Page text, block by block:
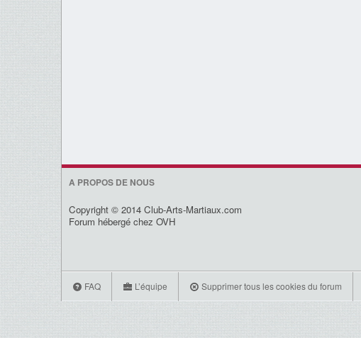
A PROPOS DE NOUS
Copyright © 2014 Club-Arts-Martiaux.com
Forum hébergé chez OVH
FAQ L’équipe Supprimer tous les cookies du forum